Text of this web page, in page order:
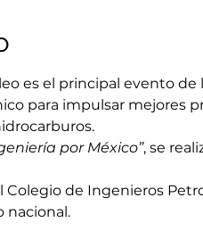
es el principal evento
para impulsar mejores
por México”, se
Colegio de Ingenieros
nacional.